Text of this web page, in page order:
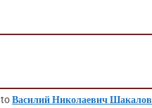
toВасилий Николаевич Шакалов